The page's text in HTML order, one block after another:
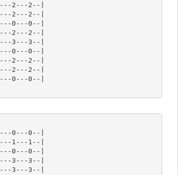
2---2--|
2---2--|
0---0--|
2---2--|
3---3--|
0---0--|
2---2--|
2---2--|
0---0--|
0---0--|
1---1--|
0---0--|
3---3--|
3---3--|